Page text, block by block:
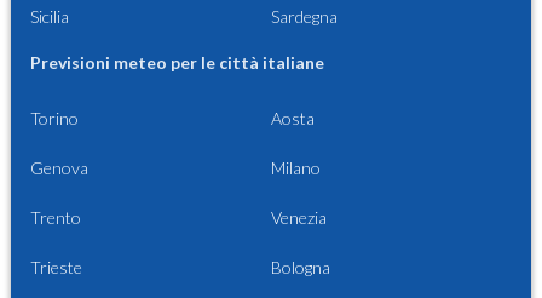
Sicilia Sardegna
Previsioni meteo per le città italiane
Torino Aosta
Genova Milano
Trento Venezia
Trieste Bologna